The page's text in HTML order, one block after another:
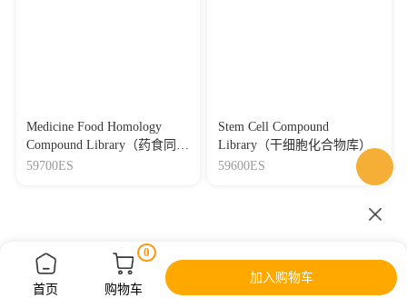
Medicine Food Homology
Compound Library（药食同源
化合物库）
59700ES
Stem Cell Compound
Library（干细胞化合物库）
59600ES
首页 购物车
0
加入购物车